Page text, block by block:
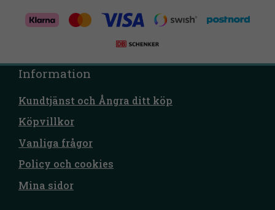
Information
Kundtjänst och Ångra ditt köp
Köpvillkor
Vanliga frågor
Policy och cookies
Mina sidor